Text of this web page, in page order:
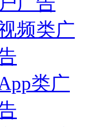
频类广
类广